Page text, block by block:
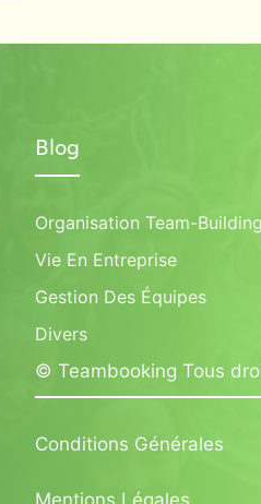
Blog
Organisation Team-Building
Vie En Entreprise
Gestion Des Équipes
Divers
© Teambooking Tous
Conditions Générales
Mentions Légales